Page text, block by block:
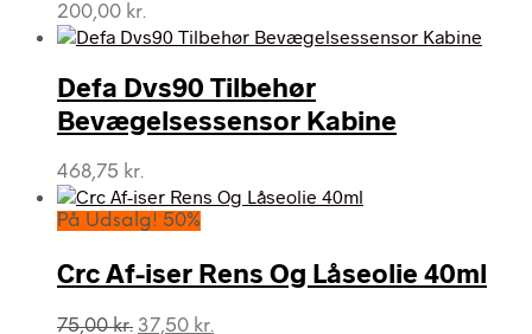
200,00 kr.
Defa Dvs90 Tilbehør
Bevægelsessensor Kabine
468,75 kr.
På Udsalg! 50%
Crc Af-iser Rens Og Låseolie 40ml
75,00kr. Den
37,50 kr.